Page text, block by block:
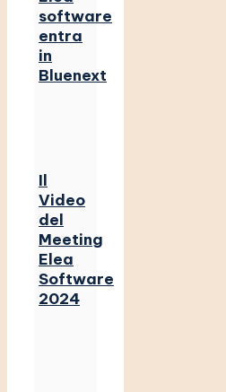
software
entra
in
Bluenext
Il
Video
del
Meeting
Elea
Software
2024